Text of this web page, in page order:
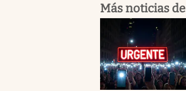
Más noticias de